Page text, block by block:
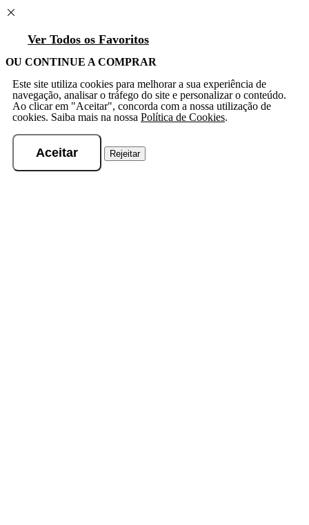
Ver Todos os Favoritos
OU CONTINUE A COMPRAR
Este site utiliza cookies para melhorar a sua experiência de
navegação, analisar o tráfego do site e personalizar o conteúdo.
Ao clicar em "Aceitar", concorda com a nossa utilização de
cookies. Saiba mais na nossa Política de Cookies.
Aceitar Rejeitar